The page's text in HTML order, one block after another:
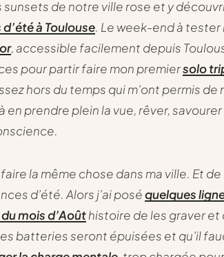
de notre ville rose et y
à Toulouse. Le week-end à tester
, accessible facilement depuis
pour partir faire mon premiersolo
hors du temps qui m’ont permis de
prendre plein la vue, rêver,
la même chose dans ma ville. Et
d’été. Alors j’ai poséquelques
mois d’Aoûthistoire de les graver et
batteries seront épuisées et qu’il